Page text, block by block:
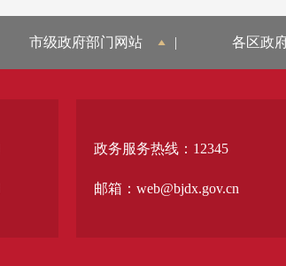
市级政府部门网站 | 各区政
政务服务热线：12345
邮箱：web@bjdx.gov.cn